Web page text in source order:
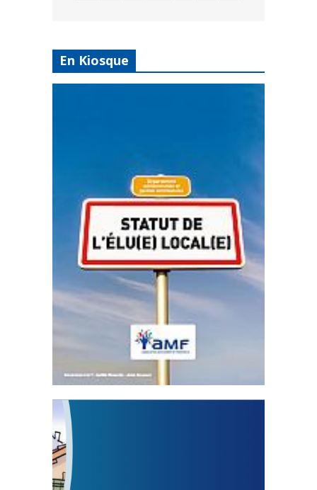
En Kiosque
Statut de l’élu local
3 avril 2024
Mise à jour avril 2024
FEUILLETER